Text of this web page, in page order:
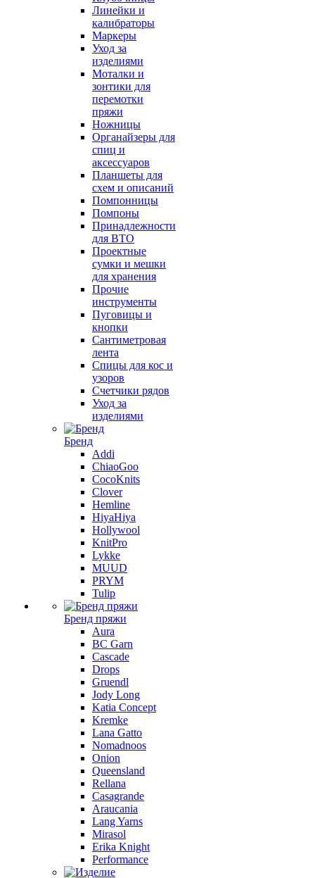
Линейки и
калибраторы
Маркеры
Уход за
изделиями
Моталки и
зонтики для
перемотки
пряжи
Ножницы
Органайзеры для
спиц и
аксессуаров
Планшеты для
схем и описаний
Помпонницы
Помпоны
Принадлежности
для ВТО
Проектные
сумки и мешки
для хранения
Прочие
инструменты
Пуговицы и
кнопки
Сантиметровая
лента
Спицы для кос и
узоров
Счетчики рядов
Уход за
изделиями
Бренд
Addi
ChiaoGoo
CocoKnits
Clover
Hemline
HiyaHiya
Hollywool
KnitPro
Lykke
MUUD
PRYM
Tulip
Бренд пряжи
Aura
BC Garn
Cascade
Drops
Gruendl
Jody Long
Katia Concept
Kremke
Lana Gatto
Nomadnoos
Onion
Queensland
Rellana
Casagrande
Araucania
Lang Yarns
Mirasol
Erika Knight
Performance